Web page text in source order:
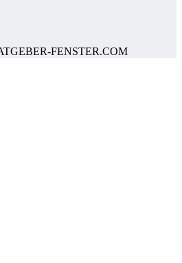
FENSTER.COM